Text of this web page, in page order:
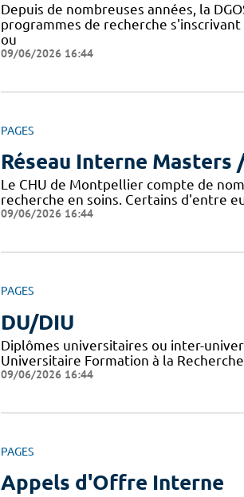
Depuis de nombreuses années, la
programmes de recherche
ou
09/06/2026 16:44
PAGES
Réseau Interne Masters
Le CHU de Montpellier compte de
recherche en soins. Certains d'entre
09/06/2026 16:44
PAGES
DU/DIU
Diplômes universitaires ou inter-
Universitaire Formation à la
09/06/2026 16:44
PAGES
Appels d'Offre Interne